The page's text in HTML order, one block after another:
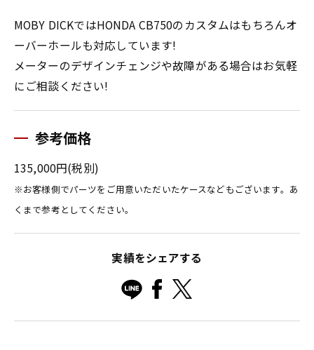
MOBY DICKではHONDA CB750のカスタムはもちろんオ
ーバーホールも対応しています!
メーターのデザインチェンジや故障がある場合はお気軽
にご相談ください!
参考価格
135,000円(税別)
※お客様側でパーツをご用意いただいたケースなどもございます。あ
くまで参考としてください。
実績をシェアする